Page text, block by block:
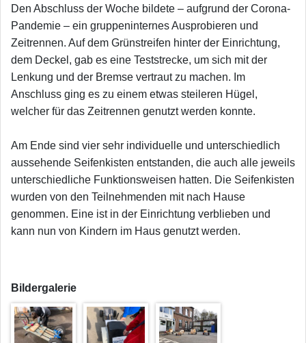
Den Abschluss der Woche bildete – aufgrund der Corona-
Pandemie – ein gruppeninternes Ausprobieren und
Zeitrennen. Auf dem Grünstreifen hinter der Einrichtung,
dem Deckel, gab es eine Teststrecke, um sich mit der
Lenkung und der Bremse vertraut zu machen. Im
Anschluss ging es zu einem etwas steileren Hügel,
welcher für das Zeitrennen genutzt werden konnte.
Am Ende sind vier sehr individuelle und unterschiedlich
aussehende Seifenkisten entstanden, die auch alle jeweils
unterschiedliche Funktionsweisen hatten. Die Seifenkisten
wurden von den Teilnehmenden mit nach Hause
genommen. Eine ist in der Einrichtung verblieben und
kann nun von Kindern im Haus genutzt werden.
Bildergalerie